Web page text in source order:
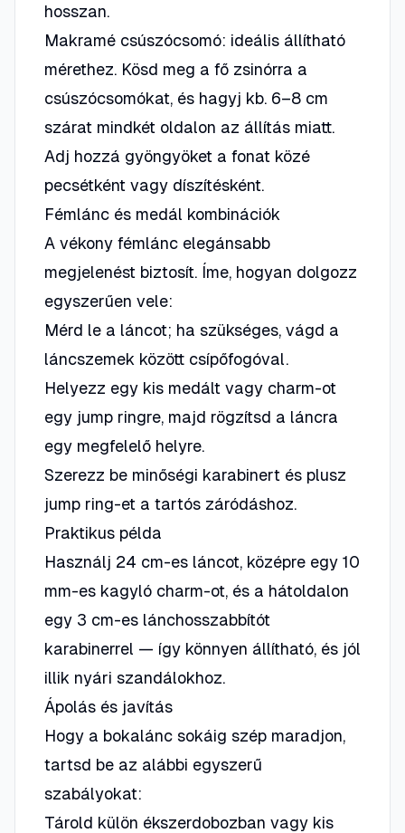
hosszan.
Makramé csúszócsomó: ideális állítható
mérethez. Kösd meg a fő zsinórra a
csúszócsomókat, és hagyj kb. 6–8 cm
szárat mindkét oldalon az állítás miatt.
Adj hozzá gyöngyöket a fonat közé
pecsétként vagy díszítésként.
Fémlánc és medál kombinációk
A vékony fémlánc elegánsabb
megjelenést biztosít. Íme, hogyan dolgozz
egyszerűen vele:
Mérd le a láncot; ha szükséges, vágd a
láncszemek között csípőfogóval.
Helyezz egy kis medált vagy charm-ot
egy jump ringre, majd rögzítsd a láncra
egy megfelelő helyre.
Szerezz be minőségi karabinert és plusz
jump ring-et a tartós záródáshoz.
Praktikus példa
Használj 24 cm-es láncot, középre egy 10
mm-es kagyló charm-ot, és a hátoldalon
egy 3 cm-es lánchosszabbítót
karabinerrel — így könnyen állítható, és jól
illik nyári szandálokhoz.
Ápolás és javítás
Hogy a bokalánc sokáig szép maradjon,
tartsd be az alábbi egyszerű
szabályokat:
Tárold külön ékszerdobozban vagy kis